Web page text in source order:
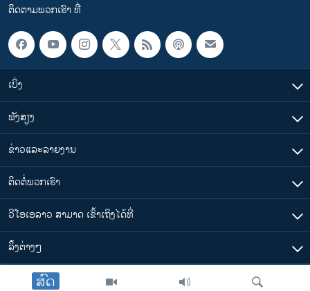
ສົດ
ຕິດຕາມພວກເຮົາ ທີ່
ເບິ່ງ
ຟັງສຽງ
ຂ່າວແລະລາຍງານ
ຕິດຕໍ່ພວກເຮົາ
ວີໂອເອລາວ ສາມາດ ເຂົ້າເຖິງໄດ້ທີ່
​ລິ້ງ​ຕ່າງໆ
ຕາມເວລາໃນລາວ